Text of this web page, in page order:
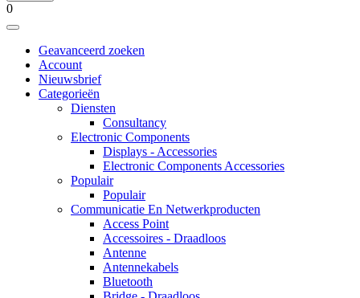
0
Geavanceerd zoeken
Account
Nieuwsbrief
Categorieën
Diensten
Consultancy
Electronic Components
Displays - Accessories
Electronic Components Accessories
Populair
Populair
Communicatie En Netwerkproducten
Access Point
Accessoires - Draadloos
Antenne
Antennekabels
Bluetooth